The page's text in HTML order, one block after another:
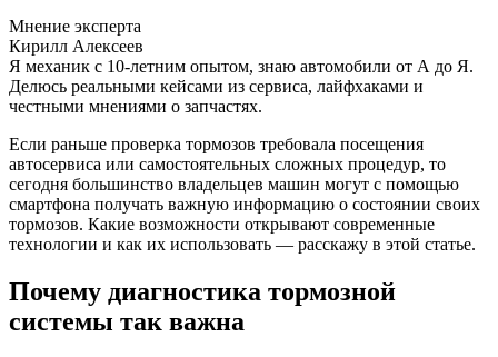
Мнение эксперта
Кирилл Алексеев
Я механик с 10-летним опытом, знаю автомобили от А до Я.
Делюсь реальными кейсами из сервиса, лайфхаками и
честными мнениями о запчастях.
Если раньше проверка тормозов требовала посещения
автосервиса или самостоятельных сложных процедур, то
сегодня большинство владельцев машин могут с помощью
смартфона получать важную информацию о состоянии своих
тормозов. Какие возможности открывают современные
технологии и как их использовать — расскажу в этой статье.
Почему диагностика тормозной
системы так важна